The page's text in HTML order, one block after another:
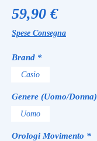
59,90 €Prezzo
Spese Consegna
Brand *
Casio
Genere (Uomo/Donna)
Uomo
Orologi Movimento *